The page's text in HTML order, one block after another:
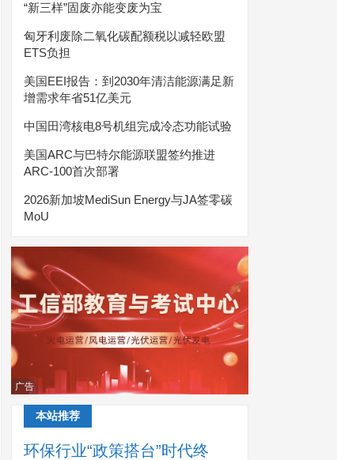
“新三样”固废亦能变废为宝
匈牙利废除二氧化碳配额税以减轻欧盟
ETS负担
美国EEI报告：到2030年清洁能源满足新
增需求年省51亿美元
中国田湾核电8号机组完成冷态功能试验
美国ARC与巴特尔能源联盟签约推进
ARC-100首次部署
2026新加坡MediSun Energy与JA签零碳
MoU
广告
本站推荐
环保行业“政策搭台”时代终